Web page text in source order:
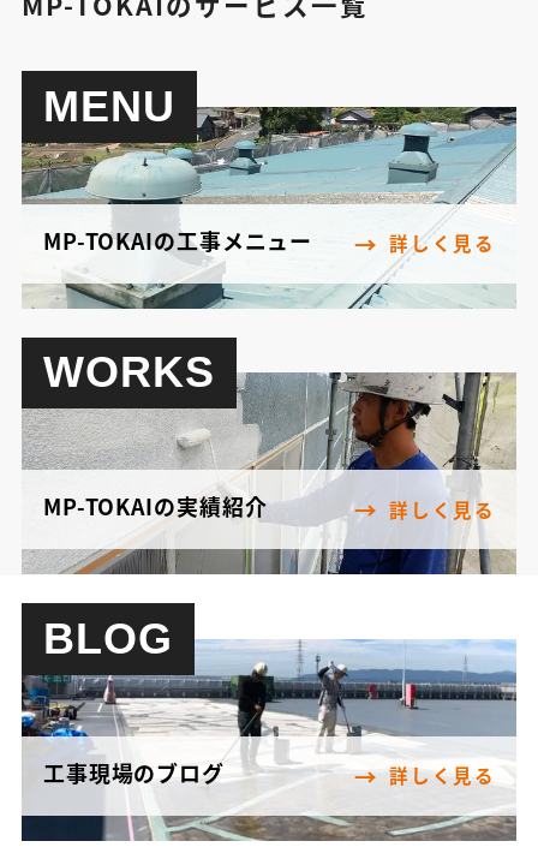
MENU
MP-TOKAIの工事メニュー 詳しく見る
WORKS
MP-TOKAIの実績紹介 詳しく見る
BLOG
工事現場のブログ 詳しく見る